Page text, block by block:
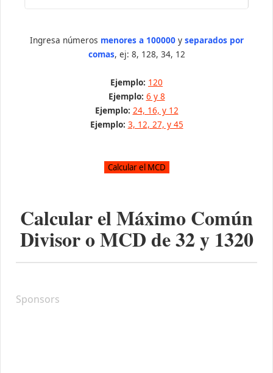
Ingresa números menores a 100000y separados por
comas, ej: 8, 128, 34, 12
Ejemplo: 120
Ejemplo: 6 y 8
Ejemplo: 24, 16, y 12
Ejemplo: 3, 12, 27, y 45
Calcular el Máximo Común
Divisor o MCD de32y 1320
Sponsors